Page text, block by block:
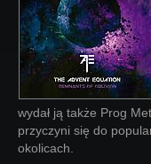
wydał ją także Prog
przyczyni się do
okolicach.